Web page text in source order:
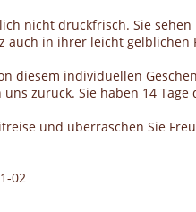
nicht druckfrisch. Sie
auch in ihrer leicht
diesem individuellen
zurück. Sie haben 14
und überraschen Sie
02